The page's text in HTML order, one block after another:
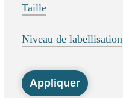
Taille
Niveau de labellisation